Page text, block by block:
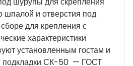
шпалой и отверстия под
для крепления с
характеристики
установленным гостам и
подкладки СК-50 — ГОСТ